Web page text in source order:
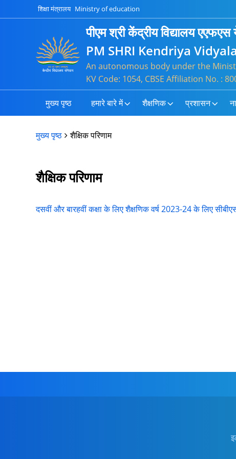
शिक्षा मंत्रालय Ministry of education
पीएम श्री केंद्रीय विद्यालय
PM SHRI Kendriya
An autonomous body under the
KV Code: 1054, CBSE Affiliation No. :
मुख्य पृष्ठ हमारे बारे में शैक्षणिक प्रशासन
मुख्य पृष्ठ शैक्षिक परिणाम
शैक्षिक परिणाम
दसवीं और बारहवीं कक्षा के लिए शैक्षणिक वर्ष 2023-24 के लिए